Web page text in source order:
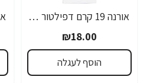
אורנה 19 קרם דפילטור לעור רגיש 80 גרם
₪18.00
הוסף לעגלה